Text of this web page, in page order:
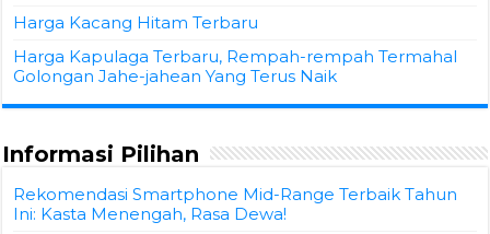
Harga Kacang Hitam Terbaru
Harga Kapulaga Terbaru, Rempah-rempah Termahal
Golongan Jahe-jahean Yang Terus Naik
Informasi Pilihan
Rekomendasi Smartphone Mid-Range Terbaik Tahun
Ini: Kasta Menengah, Rasa Dewa!